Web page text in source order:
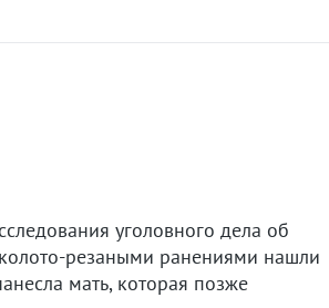
уголовного дела об
резаными ранениями нашли
мать, которая позже